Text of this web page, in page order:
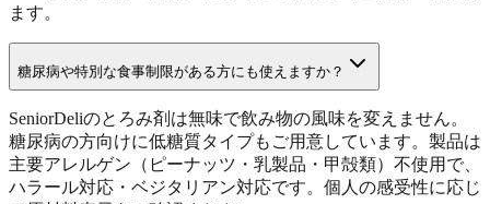
ます。
糖尿病や特別な食事制限がある方にも使えますか？
SeniorDeliのとろみ剤は無味で飲み物の風味を変えません。
糖尿病の方向けに低糖質タイプもご用意しています。製品は
主要アレルゲン（ピーナッツ・乳製品・甲殻類）不使用で、
ハラール対応・ベジタリアン対応です。個人の感受性に応じ